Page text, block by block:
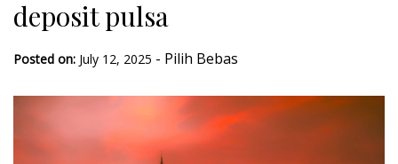
deposit pulsa
Posted on: July 12, 2025 - Pilih Bebas